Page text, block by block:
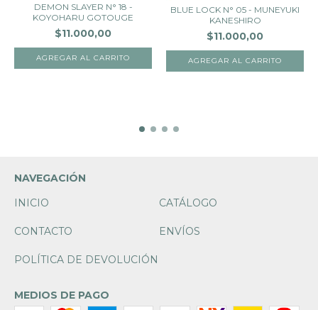
DEMON SLAYER N° 18 -
KOYOHARU GOTOUGE
$11.000,00
BLUE LOCK N° 05 - MUNEYUKI
KANESHIRO
$11.000,00
NAVEGACIÓN
INICIO
CATÁLOGO
CONTACTO ENVÍOS
POLÍTICA DE DEVOLUCIÓN
MEDIOS DE PAGO